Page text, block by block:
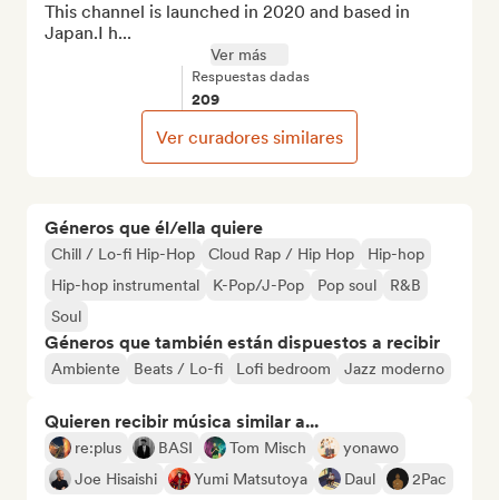
Géneros que él/ella quiere
Chill / Lo-fi Hip-Hop Cloud Rap / Hip Hop
Hip-hop
Hip-hop instrumental
K-Pop/J-Pop Pop soul
R&B
Soul
Géneros que también están dispuestos a recibir
Ambiente Beats / Lo-fi Lofi bedroom Jazz moderno
Quieren recibir música similar a...
re:plus BASI Tom Misch
yonawo
Joe Hisaishi
Yumi Matsutoya Daul
2Pac
This channel is launched in 2020 and based in
Japan.I h...
Ver más
Respuestas dadas
209
Ver curadores similares